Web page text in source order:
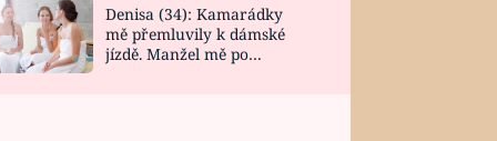
Denisa (34): Kamarádky
mě přemluvily k dámské
jízdě. Manžel mě po